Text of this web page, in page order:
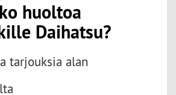
huoltoa
Daihatsu?
tarjouksia alan